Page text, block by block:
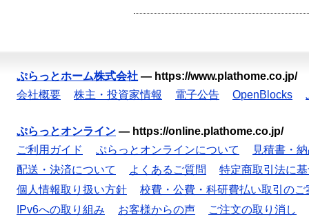
ぷらっとホーム株式会社 — https://www.plathome.co.jp/
会社概要
株主・投資家情報 電子公告 OpenBlocks
ぷらっとオンライン — https://online.plathome.co.jp/
ご利用ガイド
ぷらっとオンラインについて
見積書・
配送・決済について
よくあるご質問
特定商取引法に
個人情報取り扱い方針
校費・公費・科研費払い取引のご
IPv6への取り組み
お客様からの声 ご注文の取り消し